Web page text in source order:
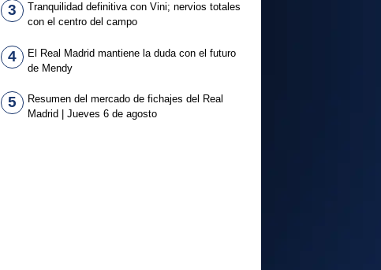
3
Tranquilidad definitiva con Vini; nervios totales
con el centro del campo
4
El Real Madrid mantiene la duda con el futuro
de Mendy
5
Resumen del mercado de fichajes del Real
Madrid | Jueves 6 de agosto